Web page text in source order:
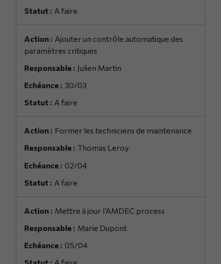
A faire
Ajouter un contrôle automatique des
paramètres critiques
Julien Martin
30/03
A faire
Former les techniciens de maintenance
Thomas Leroy
02/04
A faire
Mettre à jour l’AMDEC process
Marie Dupont
05/04